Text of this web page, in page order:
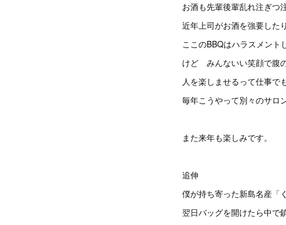
お酒も先輩後輩乱れ注ぎつ
近年上司がお酒を強要した
ここのBBQはハラスメント
けど みんないい笑顔で腹
人を楽しませるって仕事で
毎年こうやって別々のサロ
また来年も楽しみです。
追伸
僕が持ち寄った新島名産「
翌日バッグを開けたら中で